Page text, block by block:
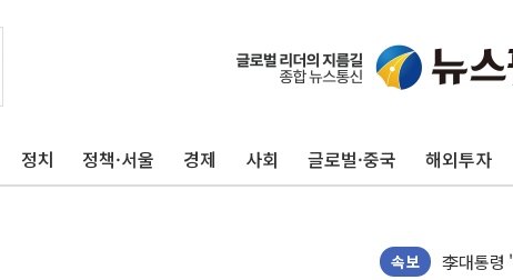
정치 정책·서울 경제 사회 글로벌·중국 해외투자
속보
김민석, 2